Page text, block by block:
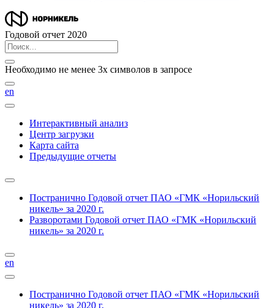
Годовой отчет 2020
Необходимо не менее 3х символов в запросе
en
Интерактивный анализ
Центр загрузки
Карта сайта
Предыдущие отчеты
Постранично Годовой отчет ПАО «ГМК «Норильский
никель» за 2020 г.
Разворотами Годовой отчет ПАО «ГМК «Норильский
никель» за 2020 г.
en
Постранично Годовой отчет ПАО «ГМК «Норильский
никель» за 2020 г.